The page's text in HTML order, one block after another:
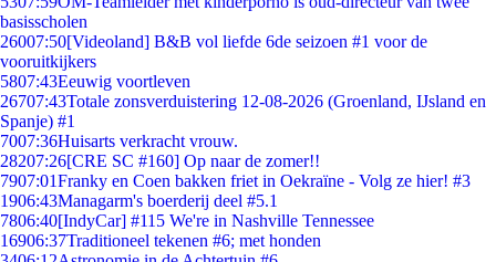
basisscholen
26007:50[Videoland] B&B vol liefde 6de seizoen #1 voor de
vooruitkijkers
5807:43Eeuwig voortleven
26707:43Totale zonsverduistering 12-08-2026 (Groenland, IJsland en
Spanje) #1
7007:36Huisarts verkracht vrouw.
28207:26[CRE SC #160] Op naar de zomer!!
7907:01Franky en Coen bakken friet in Oekraïne - Volg ze hier! #3
1906:43Managarm's boerderij deel #5.1
7806:40[IndyCar] #115 We're in Nashville Tennessee
16906:37Traditioneel tekenen #6; met honden